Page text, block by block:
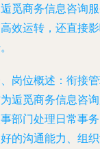
觅商务信息咨询
效运转，还直接
岗位概述：衔接
逅觅商务信息咨
部门处理日常事
的沟通能力、组